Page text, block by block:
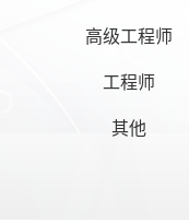
2026年5月25日，
技术教育部重点实验
次会议在厦门召开
为集中展示本科人
设计教学质量，搭
平台，5月29日上
2026届本科优秀毕
学院益海嘉里楼顺
程教育认证工作启
动员部署。院长向
查看详情
薪火传情，智启新
友返校，二十载深
查看详情
高级工程师
工程师
其他